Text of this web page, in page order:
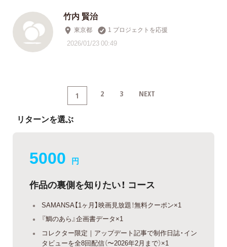
竹内 賢治
東京都 1 プロジェクトを応援
2026/01/23 00:49
1 2 3 NEXT
リターンを選ぶ
5000 円
作品の裏側を知りたい！ コース
SAMANSA【1ヶ月】映画見放題！無料クーポン×1
『鯛のあら』企画書データ×1
コレクター限定｜アップデート記事で制作日誌・イン
タビューを全8回配信（〜2026年2月まで）×1